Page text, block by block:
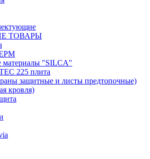
ТОВАРЫ
материалы "SILCA"
225 плита
защитные и листы предтопочные)
кровля)